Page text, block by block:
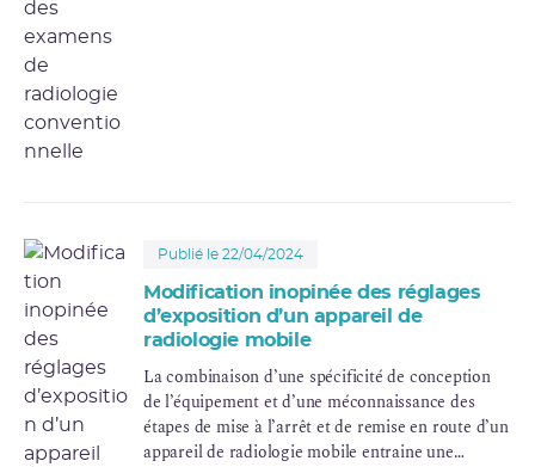
Publié le 22/04/2024
Modification inopinée des réglages
d’exposition d’un appareil de
radiologie mobile
La combinaison d’une spécificité de conception
de l’équipement et d’une méconnaissance des
étapes de mise à l’arrêt et de remise en route d’un
appareil de radiologie mobile entraine une